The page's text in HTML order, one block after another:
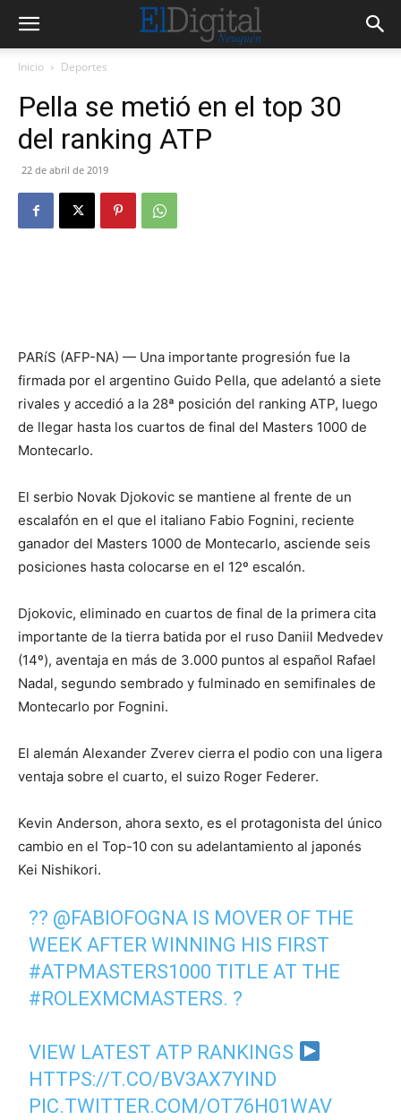
Inicio Deportes
Pella se metió en el top 30
del ranking ATP
22 de abril de 2019
PARíS (AFP-NA) — Una importante progresión fue la
firmada por el argentino Guido Pella, que adelantó a siete
rivales y accedió a la 28ª posición del ranking ATP, luego
de llegar hasta los cuartos de final del Masters 1000 de
Montecarlo.
El serbio Novak Djokovic se mantiene al frente de un
escalafón en el que el italiano Fabio Fognini, reciente
ganador del Masters 1000 de Montecarlo, asciende seis
posiciones hasta colocarse en el 12º escalón.
Djokovic, eliminado en cuartos de final de la primera cita
importante de la tierra batida por el ruso Daniil Medvedev
(14º), aventaja en más de 3.000 puntos al español Rafael
Nadal, segundo sembrado y fulminado en semifinales de
Montecarlo por Fognini.
El alemán Alexander Zverev cierra el podio con una ligera
ventaja sobre el cuarto, el suizo Roger Federer.
Kevin Anderson, ahora sexto, es el protagonista del único
cambio en el Top-10 con su adelantamiento al japonés
Kei Nishikori.
?? @FABIOFOGNA IS MOVER OF THE
WEEK AFTER WINNING HIS FIRST
#ATPMASTERS1000 TITLE AT THE
#ROLEXMCMASTERS. ?
VIEW LATEST ATP RANKINGS
HTTPS://T.CO/BV3AX7YIND
PIC.TWITTER.COM/OT76H01WAV